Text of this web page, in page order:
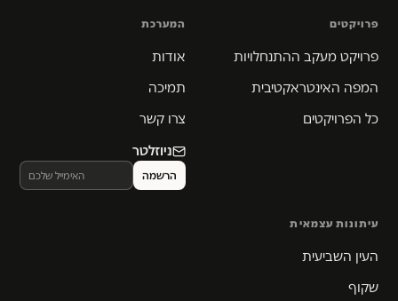
פרויקטים
פרויקט מעקב ההתנחלויות
המפה האינטראקטיבית
כל הפרויקטים
המערכת
אודות
תמיכה
צרו קשר
ניוזלטר
עיתונות עצמאית
העין השביעית
שקוף